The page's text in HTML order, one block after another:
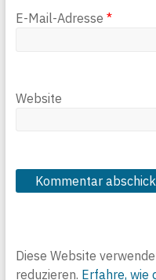
E-Mail-Adresse *
Website
Diese Website
reduzieren. Erfahre, wie